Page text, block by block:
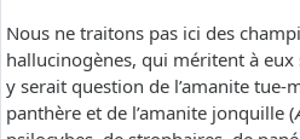
Nous ne traitons pas ici des
hallucinogènes, qui méritent à
y serait question de l’amanite tue-
panthère et de l’amanite jonquille (